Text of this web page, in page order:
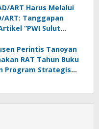
ART Harus Melalui
ART: Tanggapan
“PWI Sulut
Perintis Tanoyan
RAT Tahun Buku
Program Strategis